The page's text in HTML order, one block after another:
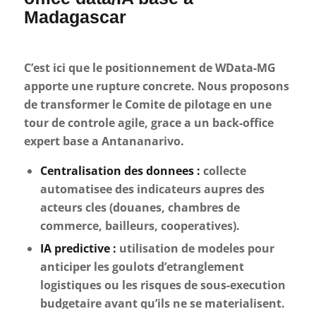
Madagascar
C’est ici que le positionnement de WData-MG
apporte une rupture concrete. Nous proposons
de transformer le Comite de pilotage en une
tour de controle agile, grace a un back-office
expert base a Antananarivo.
Centralisation des donnees : collecte
automatisee des indicateurs aupres des
acteurs cles (douanes, chambres de
commerce, bailleurs, cooperatives).
IA predictive : utilisation de modeles pour
anticiper les goulots d’etranglement
logistiques ou les risques de sous-execution
budgetaire avant qu’ils ne se materialisent.